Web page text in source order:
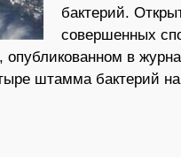
бактерий.
совершенных
в
штамма бактерий